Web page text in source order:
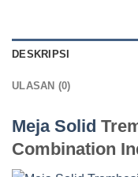
DESKRIPSI
ULASAN (0)
Meja Solid
Combination